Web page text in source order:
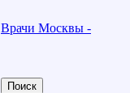
Врачи Москвы -